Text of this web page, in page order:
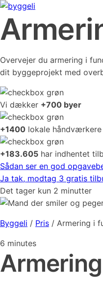
Overvejer du armering i
dit byggeprojekt med
Vi dækker +700 byer
+1400 lokale håndværkere
+183.605 har indhentet
Sådan ser en god
Ja tak, modtag 3 gratis
Det tager kun 2 minutter
Byggeli / Pris / Armering i
6 minutes